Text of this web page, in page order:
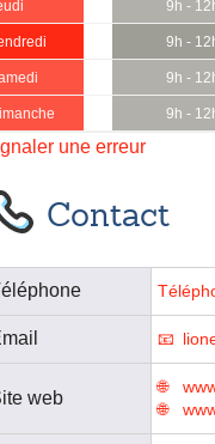
9h -
9h -
9h -
9h -
une erreur
Contact
web